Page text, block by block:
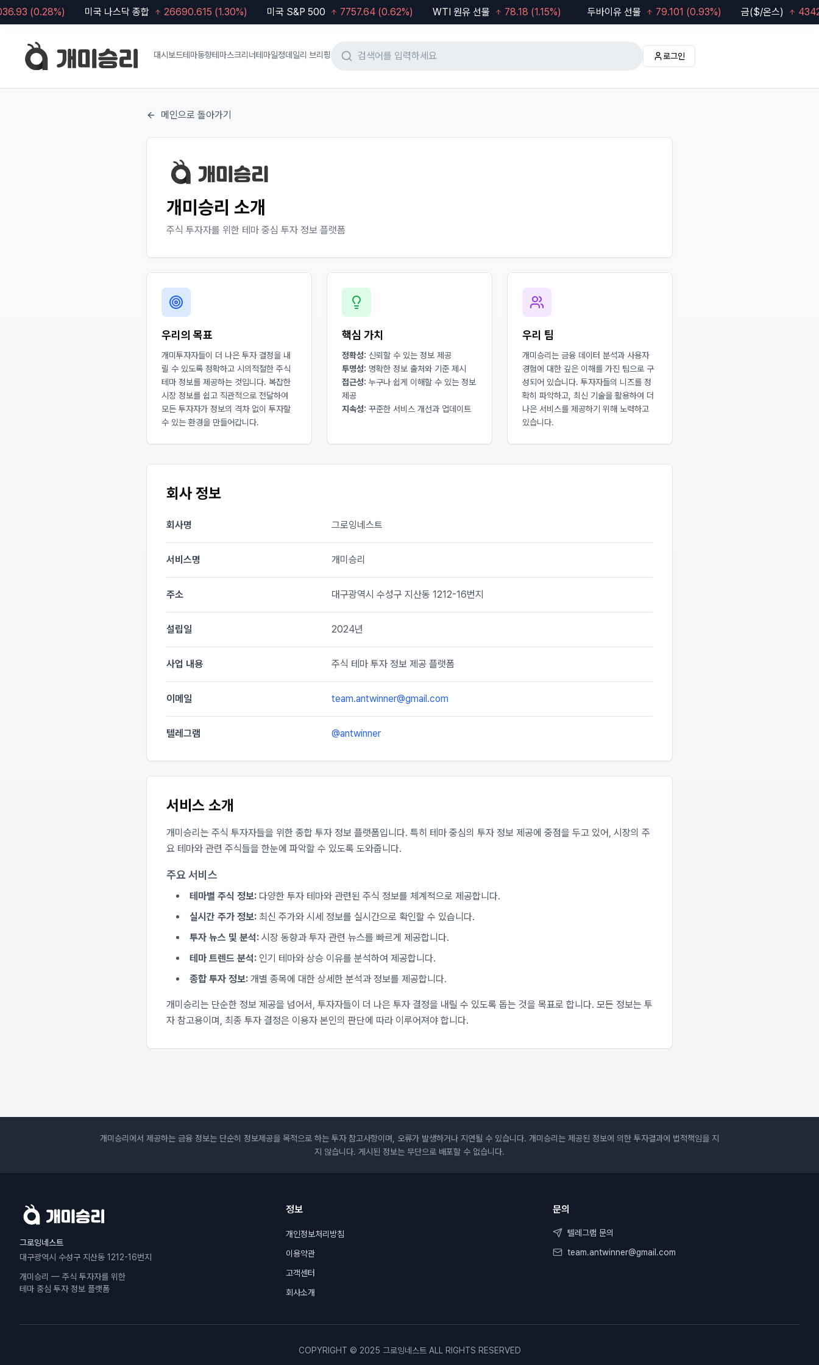
(0.28%) 미국 나스닥 종합 26690.615(1.30%) 미국 S&P 500 7757.64(0.62%) WTI 원유 선물 78.18(1.15%) 두바이유 선물 79.101(0.93%) 금($/온스)
대시보드테마동향테마스크리너테마일정데일리 브리핑 로그인
메인으로 돌아가기
개미승리 소개
주식 투자자를 위한 테마 중심 투자 정보 플랫폼
우리의 목표
개미투자자들이 더 나은 투자 결정을 내
릴 수 있도록 정확하고 시의적절한 주식
테마 정보를 제공하는 것입니다. 복잡한
시장 정보를 쉽고 직관적으로 전달하여
모든 투자자가 정보의 격차 없이 투자할
수 있는 환경을 만들어갑니다.
핵심 가치
정확성: 신뢰할 수 있는 정보 제공
투명성: 명확한 정보 출처와 기준 제시
접근성: 누구나 쉽게 이해할 수 있는 정보
제공
지속성: 꾸준한 서비스 개선과 업데이트
우리 팀
개미승리는 금융 데이터 분석과 사용자
경험에 대한 깊은 이해를 가진 팀으로 구
성되어 있습니다. 투자자들의 니즈를 정
확히 파악하고, 최신 기술을 활용하여 더
나은 서비스를 제공하기 위해 노력하고
있습니다.
회사 정보
회사명 그로잉네스트
서비스명 개미승리
주소 대구광역시 수성구 지산동 1212-16번지
설립일 2024년
사업 내용 주식 테마 투자 정보 제공 플랫폼
이메일 team.antwinner@gmail.com
텔레그램 @antwinner
서비스 소개
개미승리는 주식 투자자들을 위한 종합 투자 정보 플랫폼입니다. 특히 테마 중심의 투자 정보 제공에 중점을 두고 있어, 시장의 주
요 테마와 관련 주식들을 한눈에 파악할 수 있도록 도와줍니다.
주요 서비스
테마별 주식 정보: 다양한 투자 테마와 관련된 주식 정보를 체계적으로 제공합니다.
실시간 주가 정보: 최신 주가와 시세 정보를 실시간으로 확인할 수 있습니다.
투자 뉴스 및 분석: 시장 동향과 투자 관련 뉴스를 빠르게 제공합니다.
테마 트렌드 분석: 인기 테마와 상승 이유를 분석하여 제공합니다.
종합 투자 정보: 개별 종목에 대한 상세한 분석과 정보를 제공합니다.
개미승리는 단순한 정보 제공을 넘어서, 투자자들이 더 나은 투자 결정을 내릴 수 있도록 돕는 것을 목표로 합니다. 모든 정보는 투
자 참고용이며, 최종 투자 결정은 이용자 본인의 판단에 따라 이루어져야 합니다.
개미승리에서 제공하는 금융 정보는 단순히 정보제공을 목적으로 하는 투자 참고사항이며, 오류가 발생하거나 지연될 수 있습니다. 개미승리는 제공된 정보에 의한 투자결과에 법적책임을 지
지 않습니다. 게시된 정보는 무단으로 배포할 수 없습니다.
그로잉네스트
대구광역시 수성구 지산동 1212-16번지
개미승리 — 주식 투자자를 위한
테마 중심 투자 정보 플랫폼
정보
개인정보처리방침
이용약관
고객센터
회사소개
문의
텔레그램 문의
team.antwinner@gmail.com
COPYRIGHT © 2025 그로잉네스트 ALL RIGHTS RESERVED